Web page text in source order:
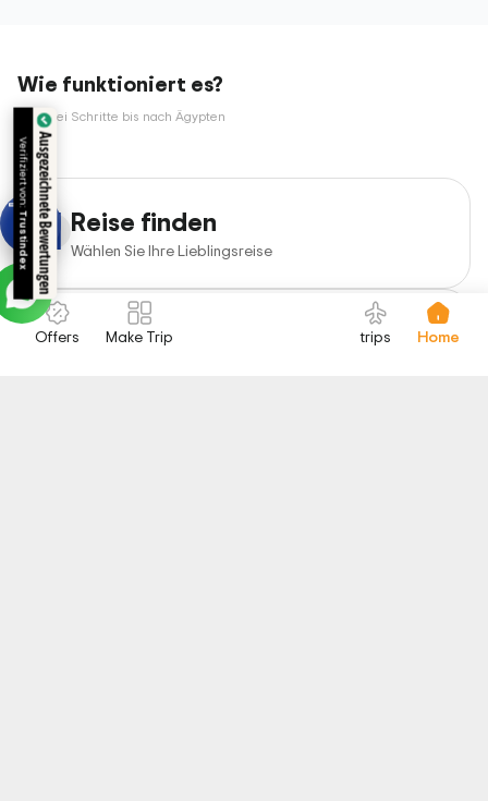
Wie funktioniert es?
Nur drei Schritte bis nach Ägypten
1 Reise finden
Wählen Sie Ihre Lieblingsreise
2Buchung
Offers Make Trip trips Home
Ausgezeichnete Bewertungen
Verifiziert von:
Trustindex